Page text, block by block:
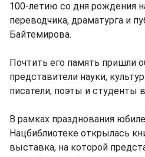
100-летию со дня рождения
переводчика, драматурга и
Байтемирова.
Почтить его память пришли
представители науки,
писатели, поэты и студенты
В рамках празднования
Нацбиблиотеке открылась
выставка, на которой